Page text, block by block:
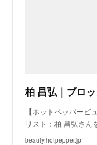
【ホットペッパービ
リスト：柏 昌弘さ
beauty.hotpepper.jp